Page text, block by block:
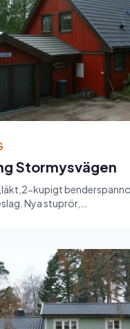
Stormysvägen
kupigt
Nya stuprör,